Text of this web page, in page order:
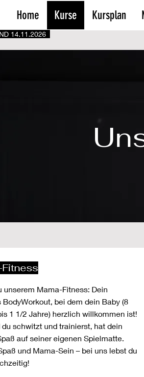
Home Kurse Kursplan
unserem Mama-Fitness: Dein
BodyWorkout, bei dem dein Baby (8
1 1/2 Jahre) herzlich willkommen ist!
du schwitzt und trainierst, hat dein
auf seiner eigenen Spielmatte.
und Mama-Sein – bei uns lebst du
14.11.2026